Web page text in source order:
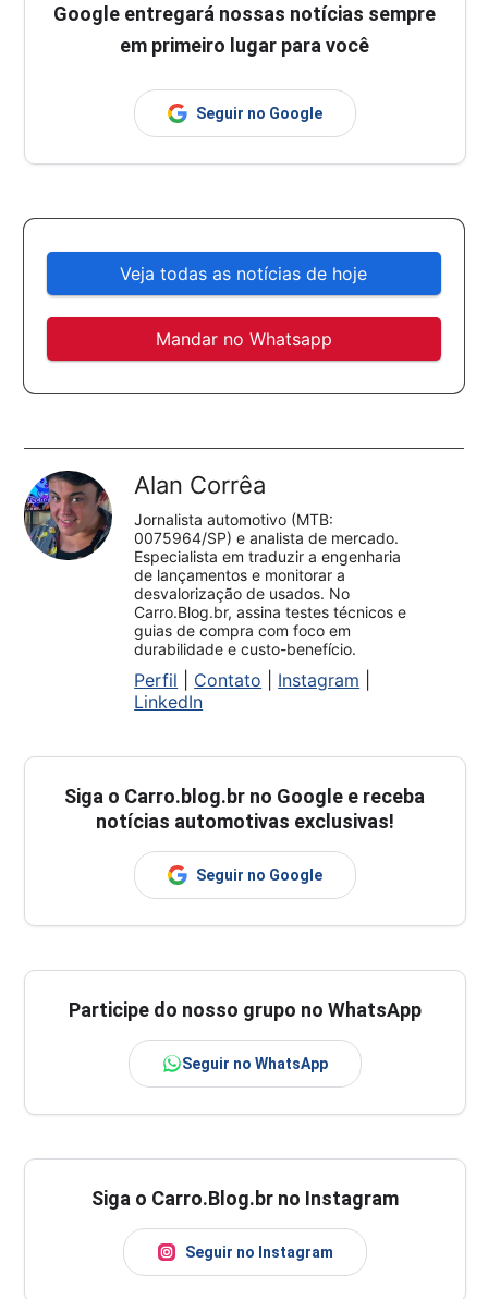
Google entregará nossas notícias sempre
em primeiro lugar para você
Seguir no Google
Veja todas as notícias de hoje
Mandar no Whatsapp
Alan Corrêa
Jornalista automotivo (MTB:
0075964/SP) e analista de mercado.
Especialista em traduzir a engenharia
de lançamentos e monitorar a
desvalorização de usados. No
Carro.Blog.br, assina testes técnicos e
guias de compra com foco em
durabilidade e custo-benefício.
Perfil Contato Instagram
LinkedIn
Siga o Carro.blog.br no Google e receba
notícias automotivas exclusivas!
Seguir no Google
Participe do nosso grupo no WhatsApp
Seguir no WhatsApp
Siga o Carro.Blog.br no Instagram
Seguir no Instagram